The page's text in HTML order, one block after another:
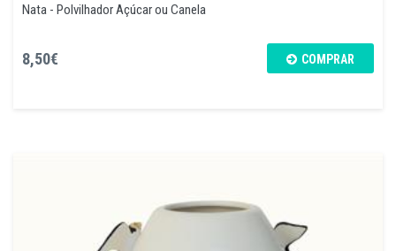
Nata - Polvilhador Açúcar ou Canela
8,50€ COMPRAR